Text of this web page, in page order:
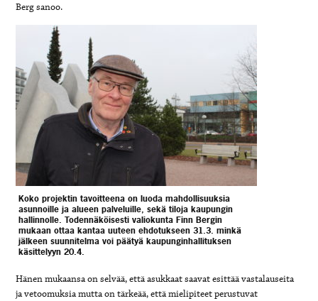
Berg sanoo.
Koko projektin tavoitteena on luoda mahdollisuuksia
asunnoille ja alueen palveluille, sekä tiloja kaupungin
hallinnolle. Todennäköisesti valiokunta Finn Bergin
mukaan ottaa kantaa uuteen ehdotukseen 31.3. minkä
jälkeen suunnitelma voi päätyä kaupunginhallituksen
käsittelyyn 20.4.
Hänen mukaansa on selvää, että asukkaat saavat esittää vastalauseita
ja vetoomuksia mutta on tärkeää, että mielipiteet perustuvat